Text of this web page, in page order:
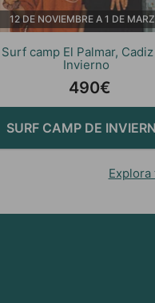
Surf camp El Palmar,
Invierno
12 DE NOVIEMBRE A 1 DE
490€
SURF CAMP DE